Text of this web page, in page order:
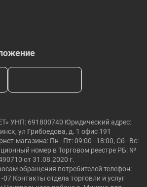
УНП: 691800740 Юридический адрес:
ул Грибоедова, д. 1 офис 191
магазина: Пн–Пт: 09:00–18:00, Сб–Вс:
номер в Торговом реестре РБ: №
от 31.08.2020 г.
обращения потребителей телефон:
07 Контакты отдела торговли и услуг